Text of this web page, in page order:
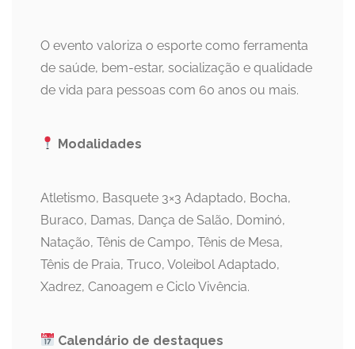
O evento valoriza o esporte como ferramenta
de saúde, bem-estar, socialização e qualidade
de vida para pessoas com 60 anos ou mais.
Modalidades
Atletismo, Basquete 3×3 Adaptado, Bocha,
Buraco, Damas, Dança de Salão, Dominó,
Natação, Tênis de Campo, Tênis de Mesa,
Tênis de Praia, Truco, Voleibol Adaptado,
Xadrez, Canoagem e Ciclo Vivência.
Calendário de destaques